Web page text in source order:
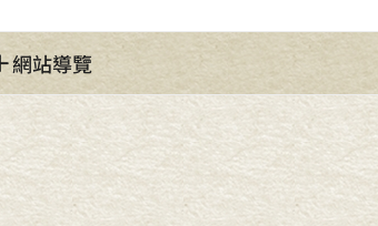
網站導覽